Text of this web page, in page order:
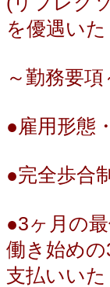
を優遇い
～勤務要項
●雇用形態
●完全歩合
●3ヶ月の
働き始め
支払いい